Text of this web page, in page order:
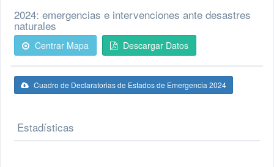
2024: emergencias e intervenciones ante desastres
naturales
Centrar Mapa Descargar Datos
Cuadro de Declaratorias de Estados de Emergencia 2024
Estadísticas